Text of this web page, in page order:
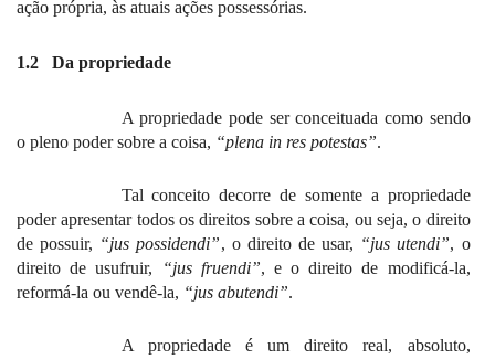
ação própria, às atuais ações possessórias.
1.2 Da propriedade
A propriedade pode ser conceituada como sendo
o pleno poder sobre a coisa, “plena in res potestas”.
Tal conceito decorre de somente a propriedade
poder apresentar todos os direitos sobre a coisa, ou seja, o direito
de possuir, “jus possidendi”, o direito de usar, “jus utendi”, o
direito de usufruir,
“jus fruendi”, e o direito de modificá-la,
reformá-la ou vendê-la, “jus abutendi”.
A propriedade é um direito real, absoluto,